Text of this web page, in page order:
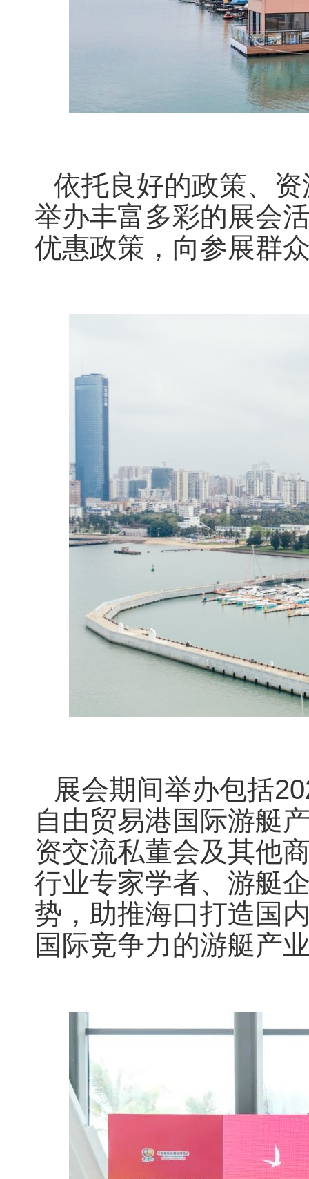
依托良好的政策、
举办丰富多彩的展会
优惠政策，向参展群
展会期间举办包括
自由贸易港国际游艇
资交流私董会及其他
行业专家学者、游艇
势，助推海口打造国
国际竞争力的游艇产